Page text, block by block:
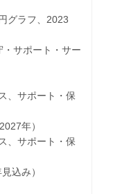
ラフ、2023
サポート・サー
サポート・保
年）
サポート・保
み）